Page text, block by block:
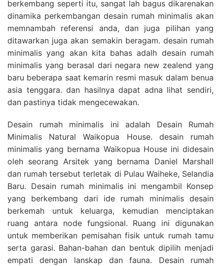
berkembang seperti itu, sangat lah bagus dikarenakan
dinamika perkembangan desain rumah minimalis akan
memnambah referensi anda, dan juga pilihan yang
ditawarkan juga akan semakin beragam. desain rumah
minimalis yang akan kita bahas adalh desain rumah
minimalis yang berasal dari negara new zealend yang
baru beberapa saat kemarin resmi masuk dalam benua
asia tenggara. dan hasilnya dapat adna lihat sendiri,
dan pastinya tidak mengecewakan.
Desain rumah minimalis ini adalah Desain Rumah
Minimalis Natural Waikopua House. desain rumah
minimalis yang bernama Waikopua House ini didesain
oleh seorang Arsitek yang bernama Daniel Marshall
dan rumah tersebut terletak di Pulau Waiheke, Selandia
Baru. Desain rumah minimalis ini mengambil Konsep
yang berkembang dari ide rumah minimalis desain
berkemah untuk keluarga, kemudian menciptakan
ruang antara node fungsional. Ruang ini digunakan
untuk memberikan pemisahan fisik untuk rumah tamu
serta garasi. Bahan-bahan dan bentuk dipilih menjadi
empati dengan lanskap dan fauna. Desain rumah